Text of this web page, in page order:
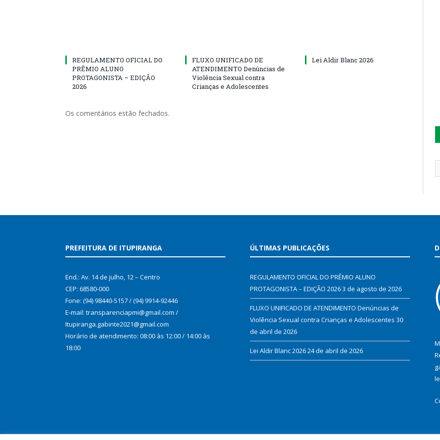
REGULAMENTO OFICIAL DO
PRÊMIO ALUNO
PROTAGONISTA – EDIÇÃO
2026
FLUXO UNIFICADO DE
ATENDIMENTO Denúncias de
Violência Sexual contra
Crianças e Adolescentes
Lei Aldir Blanc 2026
Os comentários estão fechados.
PREFEITURA DE ITUPIRANGA
End.: Av. 14 de julho, 12 – Centro
CEP: 68580-000
Fone: (94) 98440-5157 / (94) 9914-92446
E-mail: transparenciapmi@gmail.com /
Itupiranga.gabinte2021@gmail.com
Horário de atendimento: 08:00 às 12:00 / 14:00 às
18:00
ÚLTIMAS PUBLICAÇÕES
REGULAMENTO OFICIAL DO PRÊMIO ALUNO
PROTAGONISTA – EDIÇÃO 20263 de agosto de 2026
FLUXO UNIFICADO DE ATENDIMENTO Denúncias de
Violência Sexual contra Crianças e Adolescentes 30
de abril de 2026
Lei Aldir Blanc 202624 de abril de 2026